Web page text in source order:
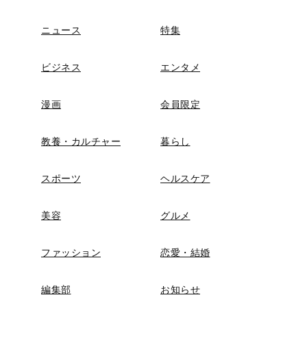
ニュース 特集
ビジネス エンタメ
漫画 会員限定
教養・カルチャー 暮らし
スポーツ ヘルスケア
美容 グルメ
ファッション 恋愛・結婚
編集部 お知らせ